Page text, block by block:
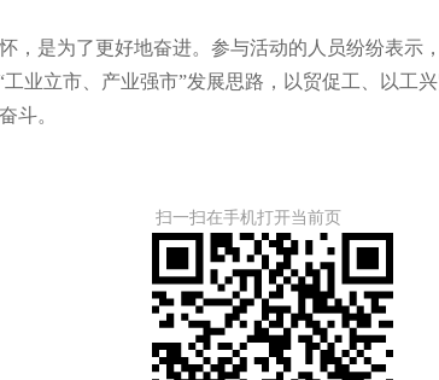
是为了更好地奋进。参与活动的人员纷纷表示
业立市、产业强市”发展思路，以贸促工、以工
斗。
扫一扫在手机打开当前页